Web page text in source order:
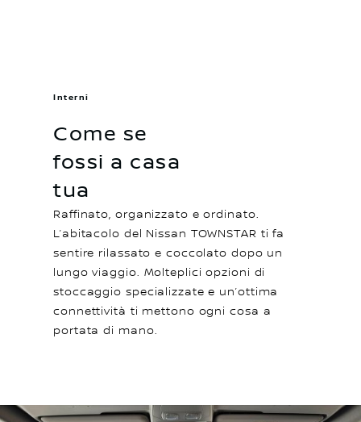
Come se
fossi a casa
tua
Interni
Raffinato, organizzato e ordinato.
L’abitacolo del Nissan TOWNSTAR ti fa
sentire rilassato e coccolato dopo un
lungo viaggio. Molteplici opzioni di
stoccaggio specializzate e un’ottima
connettività ti mettono ogni cosa a
portata di mano.